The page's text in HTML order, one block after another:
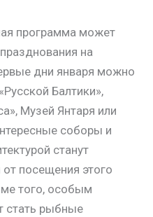
программа может
на
дни января можно
Балтики»,
Музей Янтаря или
соборы и
станут
посещения этого
того, особым
стать рыбные